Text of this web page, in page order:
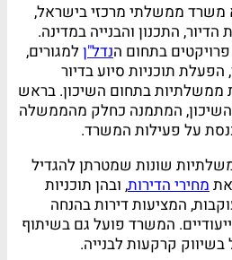
משרד ממשלתי מרכזי בישראל,
התכנון והבנייה במדינה.
פרויקטים בתחום הנדל"ןלמגורים,
הפעלת תוכניות סיוע בדיור
ממשלתיות בתחום השיכון. בראש
המתמנה כחלק מהממשלה
על פעילות המשרד.
שונות שמטרתן להגדיל
אתמחירי הדירות, ובהן תוכניות
המציעות דירות בהנחה
המשרד פועל גם בשיתוף
קרקעות לבנייה.